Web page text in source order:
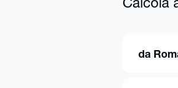
Calcola
da